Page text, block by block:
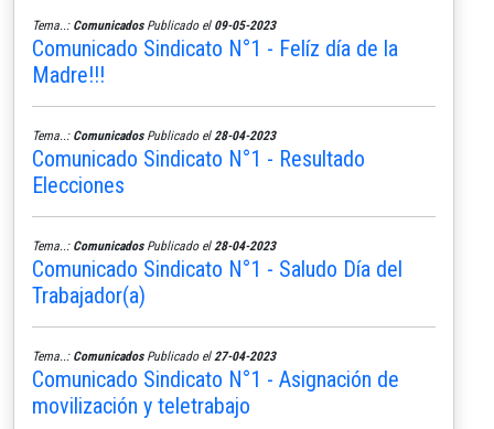
Tema..: ComunicadosPublicado el 09-05-2023
Comunicado Sindicato N°1 - Felíz día de la
Madre!!!
Tema..: ComunicadosPublicado el 28-04-2023
Comunicado Sindicato N°1 - Resultado
Elecciones
Tema..: ComunicadosPublicado el 28-04-2023
Comunicado Sindicato N°1 - Saludo Día del
Trabajador(a)
Tema..: ComunicadosPublicado el 27-04-2023
Comunicado Sindicato N°1 - Asignación de
movilización y teletrabajo